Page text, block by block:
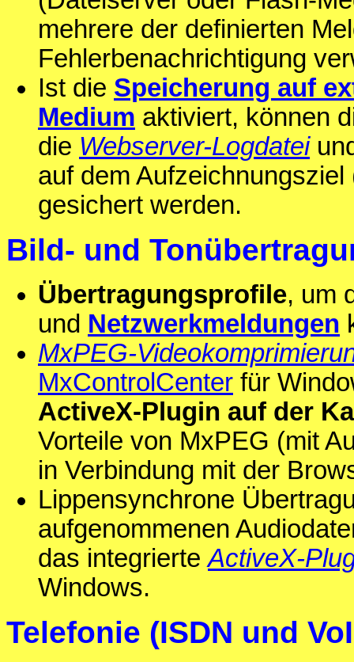
mehrere der definierten
Fehlerbenachrichtigung
Ist die Speicherung auf
Medium aktiviert, können
die Webserver-Logdatei
auf dem
gesichert werden.
Bild- und
Übertragungsprofile, um
und Netzwerkmeldungen
MxPEG-
MxControlCenter für
ActiveX-Plugin auf der
Vorteile von MxPEG (mit
in Verbindung mit der
Lippensynchrone
aufgenommenen
das integrierteActiveX-
Windows.
Telefonie (ISDN und